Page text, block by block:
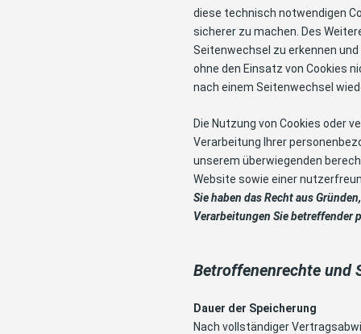
diese technisch notwendigen
sicherer zu machen. Des
Seitenwechsel zu erkennen
ohne den Einsatz von Cookies
nach einem Seitenwechsel
Die Nutzung von Cookies oder
Verarbeitung Ihrer
unserem überwiegenden
Website sowie einer
Sie haben das Recht aus
Verarbeitungen Sie betreffender
Betroffenenrechte und
Dauer der Speicherung
Nach vollständiger